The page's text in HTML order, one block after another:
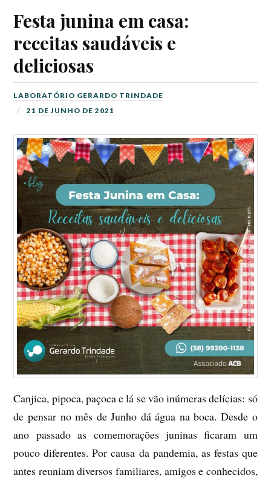
Festa junina em casa:
receitas saudáveis e
deliciosas
LABORATÓRIO GERARDO TRINDADE
21 DE JUNHO DE 2021
Canjica, pipoca, paçoca e lá se vão inúmeras delícias: só
de pensar no mês de Junho dá água na boca. Desde o
ano passado as comemorações juninas ficaram um
pouco diferentes. Por causa da pandemia, as festas que
antes reuniam diversos familiares, amigos e conhecidos,